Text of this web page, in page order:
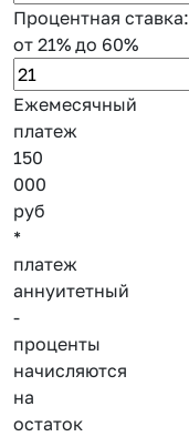
Процентная ставка:
от 21% до 60%
Ежемесячный
платеж
150
000
руб
*
платеж
аннуитетный
-
проценты
начисляются
на
остаток